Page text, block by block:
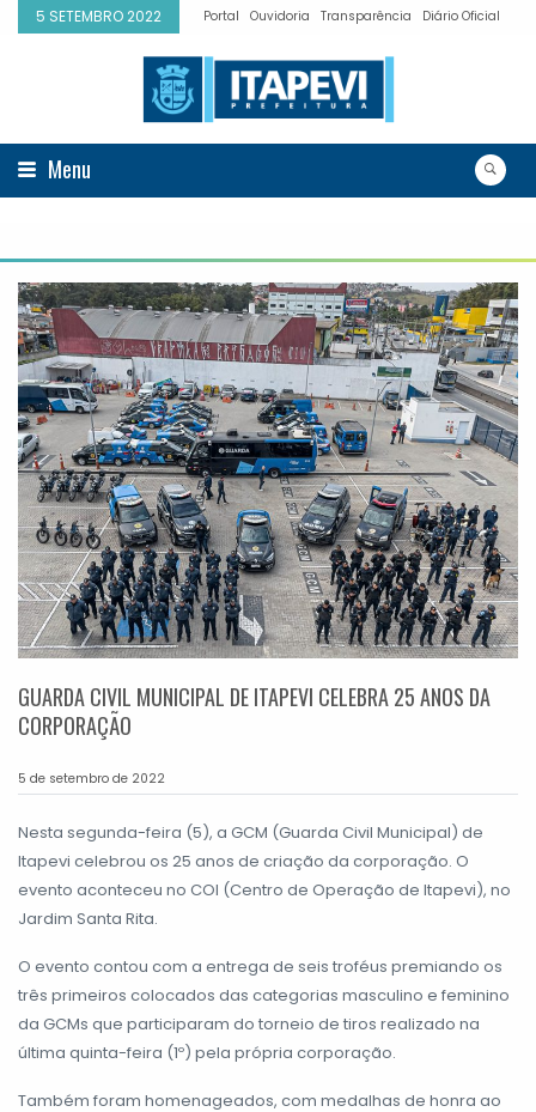
5 SETEMBRO 2022 Portal Ouvidoria Transparência Diário Oficial
Menu
GUARDA CIVIL MUNICIPAL DE ITAPEVI CELEBRA 25 ANOS DA
CORPORAÇÃO
5 de setembro de 2022
Nesta segunda-feira (5), a GCM (Guarda Civil Municipal) de
Itapevi celebrou os 25 anos de criação da corporação. O
evento aconteceu no COI (Centro de Operação de Itapevi), no
Jardim Santa Rita.
O evento contou com a entrega de seis troféus premiando os
três primeiros colocados das categorias masculino e feminino
da GCMs que participaram do torneio de tiros realizado na
última quinta-feira (1º) pela própria corporação.
Também foram homenageados, com medalhas de honra ao